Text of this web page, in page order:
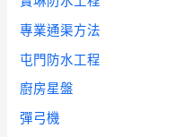
專業通渠方法
屯門防水工程
廚房星盤
彈弓機